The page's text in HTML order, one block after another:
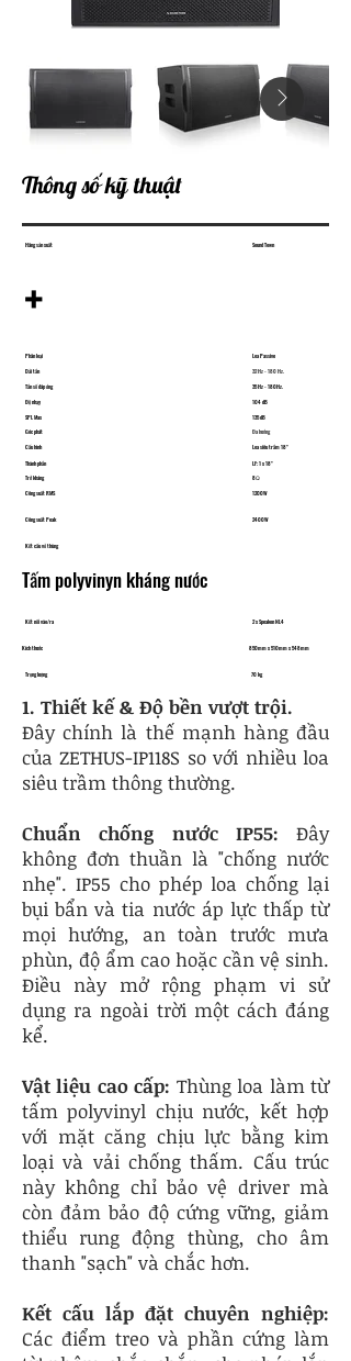
Thông số kỹ thuật
Hãng sản xuất Sound Town
+
Phân loại
Loa Passive
Dải tần
32 Hz - 180 Hz.
Tần số đáp ứng
35 Hz - 180Hz.
Độ nhạy
​104 dB
SPL Max
135 dB
Góc phát
Đa hướng
Cấu hình
Loa siêu trầm 18"
Thành phần
LF: 1 x 18"
Trở kháng
8Ω
Công suất RMS
​1200W
Công suất Peak ​2400W
Kết cấu vỏ thùng
Tấm polyvinyn kháng nước
Kết nối vào/ra 2 x Speakon NL4
Kích thước 850mm x 510mm x 548mm
Trọng lượng 70 kg
1. Thiết kế & Độ bền vượt trội.
Đây chính là thế mạnh hàng đầu
của ZETHUS-IP118S so với nhiều loa
siêu trầm thông thường.
Chuẩn chống nước IP55: Đây
không đơn thuần là "chống nước
nhẹ". IP55 cho phép loa chống lại
bụi bẩn và tia nước áp lực thấp từ
mọi hướng, an toàn trước mưa
phùn, độ ẩm cao hoặc cần vệ sinh.
Điều này mở rộng phạm vi sử
dụng ra ngoài trời một cách đáng
kể.
Vật liệu cao cấp: Thùng loa làm từ
tấm polyvinyl chịu nước, kết hợp
với mặt căng chịu lực bằng kim
loại và vải chống thấm. Cấu trúc
này không chỉ bảo vệ driver mà
còn đảm bảo độ cứng vững, giảm
thiểu rung động thùng, cho âm
thanh "sạch" và chắc hơn.
Kết cấu lắp đặt chuyên nghiệp:
Các điểm treo và phần cứng làm